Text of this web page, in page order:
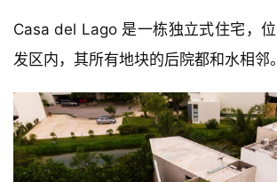
Casa del Lago 是一栋独立式住宅，
发区内，其所有地块的后院都和水相邻。